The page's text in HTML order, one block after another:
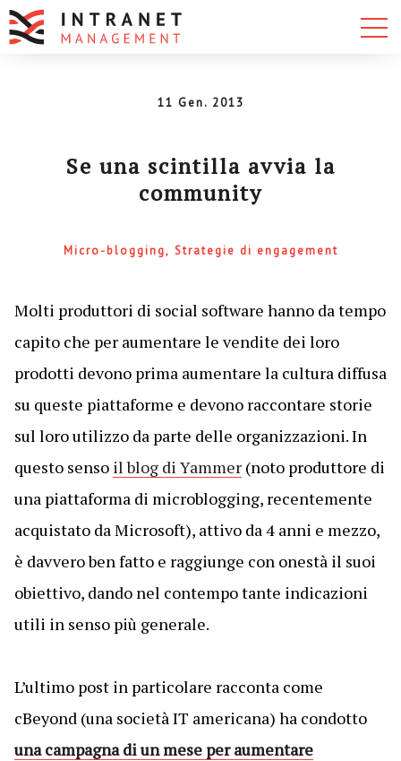
11 Gen. 2013
Se una scintilla avvia la
community
Micro-blogging Strategie di engagement
Molti produttori di social software hanno da tempo
capito che per aumentare le vendite dei loro
prodotti devono prima aumentare la cultura diffusa
su queste piattaforme e devono raccontare storie
sul loro utilizzo da parte delle organizzazioni. In
questo senso il blog di Yammer(noto produttore di
una piattaforma di microblogging, recentemente
acquistato da Microsoft), attivo da 4 anni e mezzo,
è davvero ben fatto e raggiunge con onestà il suoi
obiettivo, dando nel contempo tante indicazioni
utili in senso più generale.
L’ultimo post in particolare racconta come
cBeyond (una società IT americana) ha condotto
una campagna di un mese per aumentare